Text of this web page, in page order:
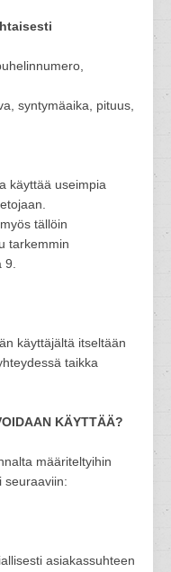
syntymäaika, pituus,
käyttää useimpia
tällöin
tarkemmin
käyttäjältä itseltään
taikka
KÄYTTÄÄ?
määriteltyihin
seuraaviin:
asiakassuhteen